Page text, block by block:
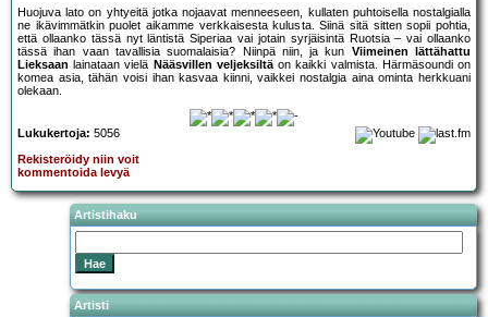
Huojuva lato on yhtyeitä jotka nojaavat menneeseen, kullaten puhtoisella nostalgialla
ne ikävimmätkin puolet aikamme verkkaisesta kulusta. Siinä sitä sitten sopii pohtia,
että ollaanko tässä nyt läntistä Siperiaa vai jotain syrjäisintä Ruotsia – vai ollaanko
tässä ihan vaan tavallisia suomalaisia? Niinpä niin, ja kun Viimeinen lättähattu
Lieksaan lainataan vielä Nääsvillen veljeksiltäon kaikki valmista. Härmäsoundi on
komea asia, tähän voisi ihan kasvaa kiinni, vaikkei nostalgia aina ominta herkkuani
olekaan.
Lukukertoja: 5056
Rekisteröidy niin voit
kommentoida levyä
Artistihaku
Artisti